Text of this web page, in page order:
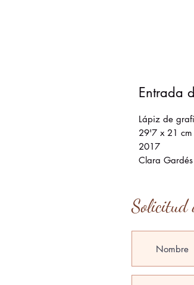
Entrada
Lápiz de
29'7 x 21 cm
2017
Clara Gardés
Solicitud